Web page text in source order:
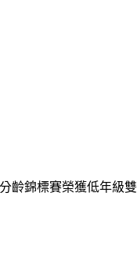
齡錦標賽榮獲低年級